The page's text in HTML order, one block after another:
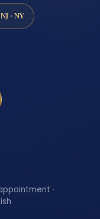
· NY
·